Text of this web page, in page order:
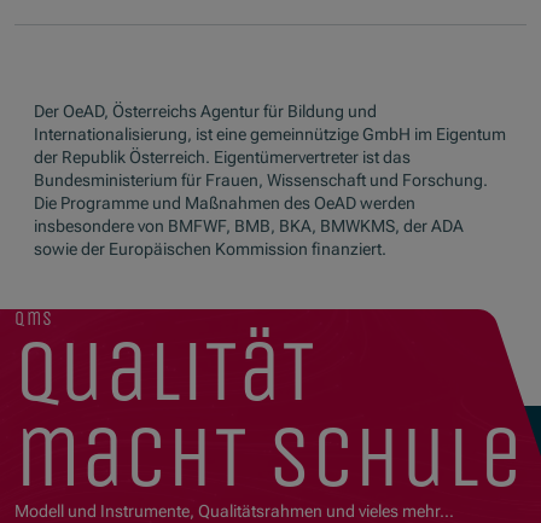
Der OeAD, Österreichs Agentur für Bildung und
Internationalisierung, ist eine gemeinnützige GmbH im Eigentum
der Republik Österreich. Eigentümervertreter ist das
Bundesministerium für Frauen, Wissenschaft und Forschung.
Die Programme und Maßnahmen des OeAD werden
insbesondere von BMFWF, BMB, BKA, BMWKMS, der ADA
sowie der Europäischen Kommission finanziert.
qms
qualität
macht schule
Modell und Instrumente, Qualitätsrahmen und vieles mehr…